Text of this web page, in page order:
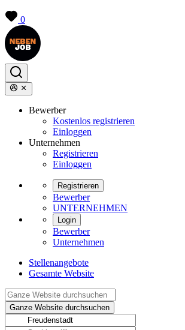
0
Bewerber
Kostenlos registrieren
Einloggen
Unternehmen
Registrieren
Einloggen
Registrieren
Bewerber
UNTERNEHMEN
Login
Bewerber
Unternehmen
Stellenangebote
Gesamte Website